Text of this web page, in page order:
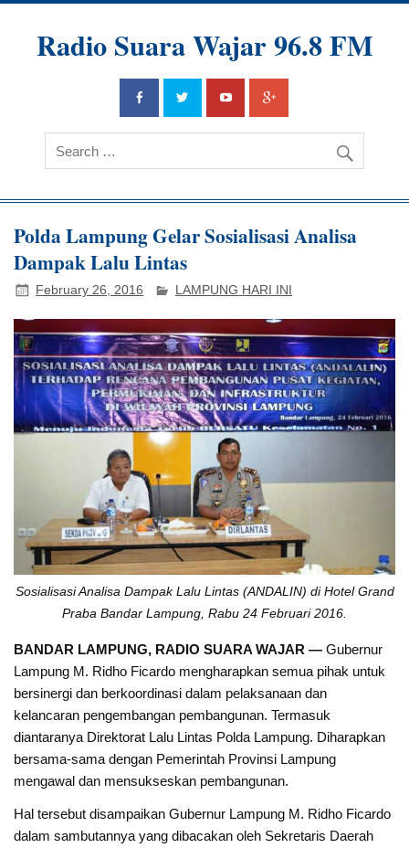
Radio Suara Wajar 96.8 FM
Polda Lampung Gelar Sosialisasi Analisa
Dampak Lalu Lintas
February 26, 2016 LAMPUNG HARI INI
Sosialisasi Analisa Dampak Lalu Lintas (ANDALIN) di Hotel Grand
Praba Bandar Lampung, Rabu 24 Februari 2016.
BANDAR LAMPUNG, RADIO SUARA WAJAR —Gubernur
Lampung M. Ridho Ficardo mengharapkan semua pihak untuk
bersinergi dan berkoordinasi dalam pelaksanaan dan
kelancaran pengembangan pembangunan. Termasuk
diantaranya Direktorat Lalu Lintas Polda Lampung. Diharapkan
bersama-sama dengan Pemerintah Provinsi Lampung
mengawal dan mensukseskan pembangunan.
Hal tersebut disampaikan Gubernur Lampung M. Ridho Ficardo
dalam sambutannya yang dibacakan oleh Sekretaris Daerah